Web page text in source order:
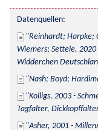
Datenquellen:
Reinhardt; Harpke;
Wiemers; Settele,
Widderchen
Nash; Boyd;
Kolligs, 2003 -
Tagfalter,
Asher, 2001 -